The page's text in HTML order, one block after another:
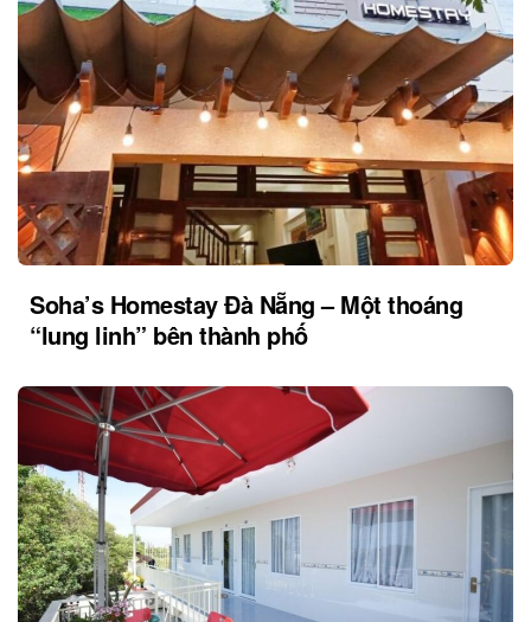
Soha’s Homestay Đà Nẵng – Một thoáng
“lung linh” bên thành phố